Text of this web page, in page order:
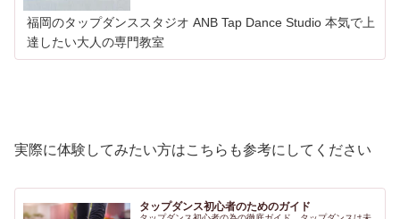
福岡のタップダンススタジオ ANB Tap Dance Studio 本気で上
達したい大人の専門教室
実際に体験してみたい方はこちらも参考にしてください
タップダンス初心者のためのガイド